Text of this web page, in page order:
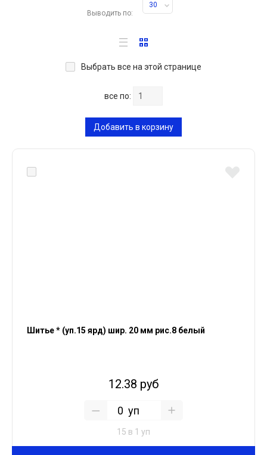
Выводить по:
30
Выбрать все на этой странице
все по:
Добавить в корзину
Шитье * (уп.15 ярд) шир. 20 мм рис.8 белый
12.38 руб
уп
15 в 1 уп